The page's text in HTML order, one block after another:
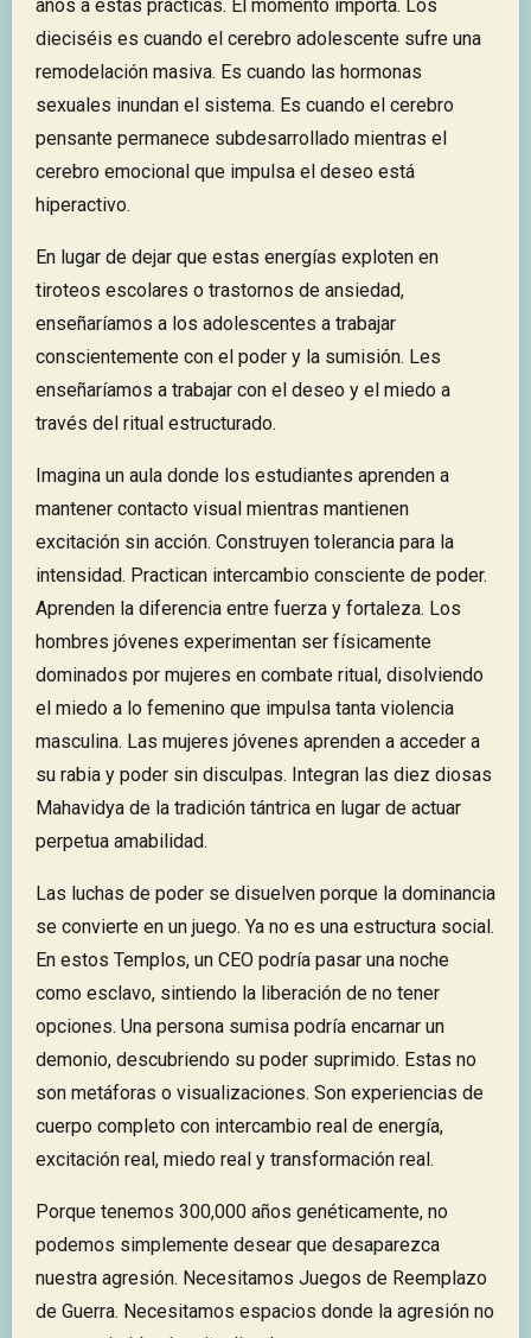
años a estas prácticas. El momento importa. Los
dieciséis es cuando el cerebro adolescente sufre una
remodelación masiva. Es cuando las hormonas
sexuales inundan el sistema. Es cuando el cerebro
pensante permanece subdesarrollado mientras el
cerebro emocional que impulsa el deseo está
hiperactivo.
En lugar de dejar que estas energías exploten en
tiroteos escolares o trastornos de ansiedad,
enseñaríamos a los adolescentes a trabajar
conscientemente con el poder y la sumisión. Les
enseñaríamos a trabajar con el deseo y el miedo a
través del ritual estructurado.
Imagina un aula donde los estudiantes aprenden a
mantener contacto visual mientras mantienen
excitación sin acción. Construyen tolerancia para la
intensidad. Practican intercambio consciente de poder.
Aprenden la diferencia entre fuerza y fortaleza. Los
hombres jóvenes experimentan ser físicamente
dominados por mujeres en combate ritual, disolviendo
el miedo a lo femenino que impulsa tanta violencia
masculina. Las mujeres jóvenes aprenden a acceder a
su rabia y poder sin disculpas. Integran las diez diosas
Mahavidya de la tradición tántrica en lugar de actuar
perpetua amabilidad.
Las luchas de poder se disuelven porque la dominancia
se convierte en un juego. Ya no es una estructura social.
En estos Templos, un CEO podría pasar una noche
como esclavo, sintiendo la liberación de no tener
opciones. Una persona sumisa podría encarnar un
demonio, descubriendo su poder suprimido. Estas no
son metáforas o visualizaciones. Son experiencias de
cuerpo completo con intercambio real de energía,
excitación real, miedo real y transformación real.
Porque tenemos 300,000 años genéticamente, no
podemos simplemente desear que desaparezca
nuestra agresión. Necesitamos Juegos de Reemplazo
de Guerra. Necesitamos espacios donde la agresión no